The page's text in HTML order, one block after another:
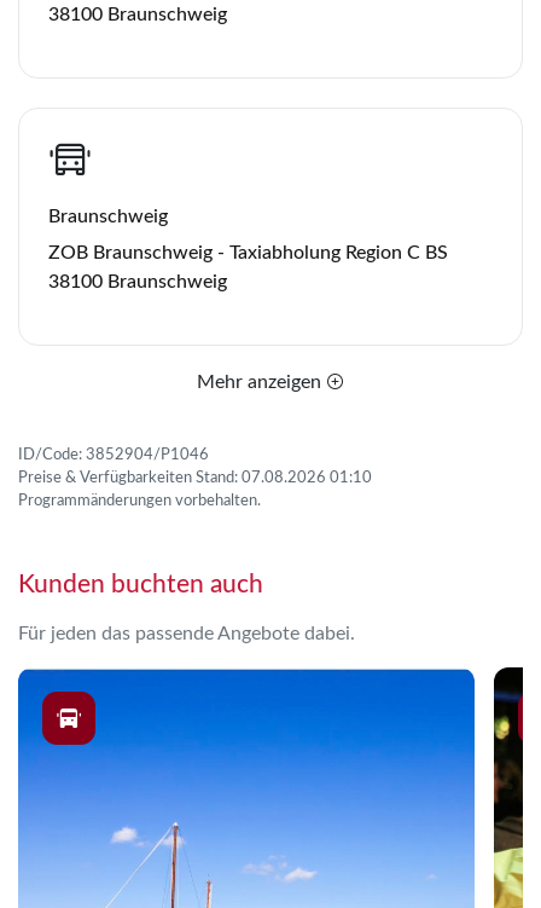
38100 Braunschweig
Braunschweig
ZOB Braunschweig - Taxiabholung Region C BS
38100 Braunschweig
Mehr anzeigen
ID/Code: 3852904/P1046
Preise & Verfügbarkeiten Stand: 07.08.2026 01:10
Programmänderungen vorbehalten.
Kunden buchten auch
Für jeden das passende Angebote dabei.